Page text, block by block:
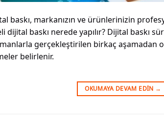
baskı, markanızın ve ürünlerinizin
dijital baskı nerede yapılır? Dijital baskı
gerçekleştirilen birkaç aşamadan
belirlenir.
OKUMAYA DEVAM EDIN →